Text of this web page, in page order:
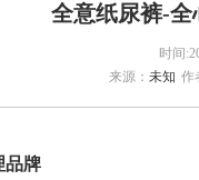
全意纸尿裤-
时间
来源： 未知 作
品牌